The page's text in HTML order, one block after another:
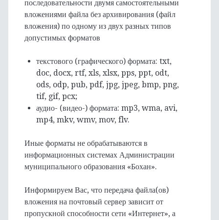
последовательности двумя самостоятельными
вложениями файла без архивирования (файл
вложения) по одному из двух разных типов
допустимых форматов
текстового (графического) формата: txt,
doc, docx, rtf, xls, xlsx, pps, ppt, odt,
ods, odp, pub, pdf, jpg, jpeg, bmp, png,
tif, gif, pcx;
аудио- (видео-) формата: mp3, wma, avi,
mp4, mkv, wmv, mov, flv.
Иные форматы не обрабатываются в
информационных системах Администрации
муниципального образования «Бохан».
Информируем Вас, что передача файла(ов)
вложения на почтовый сервер зависит от
пропускной способности сети «Интернет», а